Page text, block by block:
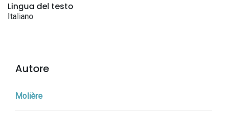
Lingua del testo
Italiano
Autore
Molière